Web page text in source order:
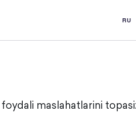
RU
maslahatlarini